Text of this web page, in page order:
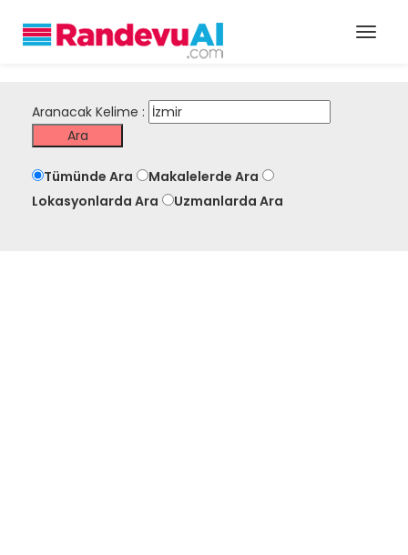
Aranacak Kelime :
Tümünde Ara
Makalelerde Ara
Lokasyonlarda Ara
Uzmanlarda Ara